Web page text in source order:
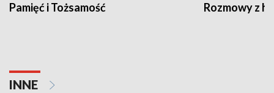
Pamięć i Tożsamość Rozmowy z
INNE